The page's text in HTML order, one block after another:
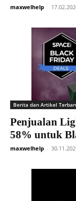
maxwelhelp -
Berita dan Artikel
Penjualan
58% untuk
maxwelhelp -